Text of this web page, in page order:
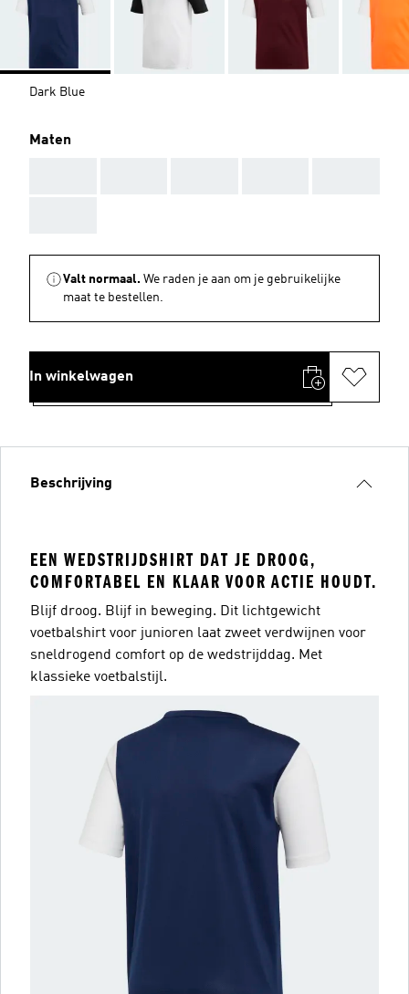
Dark Blue
Maten
Valt normaal. We raden je aan om je gebruikelijke
maat te bestellen.
In winkelwagen
Beschrijving
EEN WEDSTRIJDSHIRT DAT JE DROOG,
COMFORTABEL EN KLAAR VOOR ACTIE HOUDT.
Blijf droog. Blijf in beweging. Dit lichtgewicht
voetbalshirt voor junioren laat zweet verdwijnen voor
sneldrogend comfort op de wedstrijddag. Met
klassieke voetbalstijl.